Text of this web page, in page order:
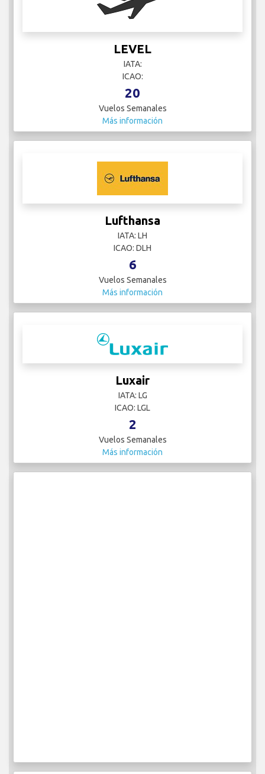
LEVEL
IATA:
ICAO:
20
Vuelos Semanales
Más información
Lufthansa
IATA: LH
ICAO: DLH
6
Vuelos Semanales
Más información
Luxair
IATA: LG
ICAO: LGL
2
Vuelos Semanales
Más información